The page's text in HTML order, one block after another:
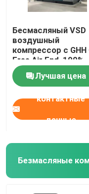
Компрессор
Дизельный
Компрессор
Бесмасляный VSD
воздушный
компрессор с GHH
Free Air End, 100%
сухой и чистый
воздухЛучшая цена
контактные
данные
Безмасляные